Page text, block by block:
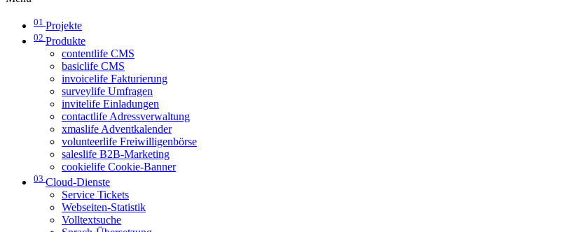
01 Projekte
02 Produkte
contentlife CMS
basiclife CMS
invoicelife Fakturierung
surveylife Umfragen
invitelife Einladungen
contactlife Adressverwaltung
xmaslife Adventkalender
volunteerlife Freiwilligenbörse
saleslife B2B-Marketing
cookielife Cookie-Banner
03 Cloud-Dienste
Service Tickets
Webseiten-Statistik
Volltextsuche